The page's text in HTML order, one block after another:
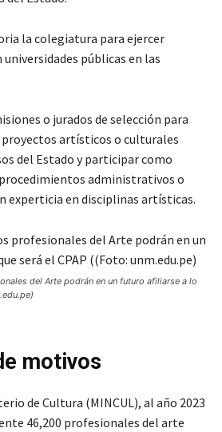
la colegiatura para ejercer
públicas en las
o jurados de selección para
proyectos artísticos o culturales
del Estado y participar como
administrativos o
experticia en disciplinas artísticas.
del Arte podrán en un futuro afiliarse a lo
motivos
de Cultura (MINCUL), al año 2023
46,200 profesionales del arte